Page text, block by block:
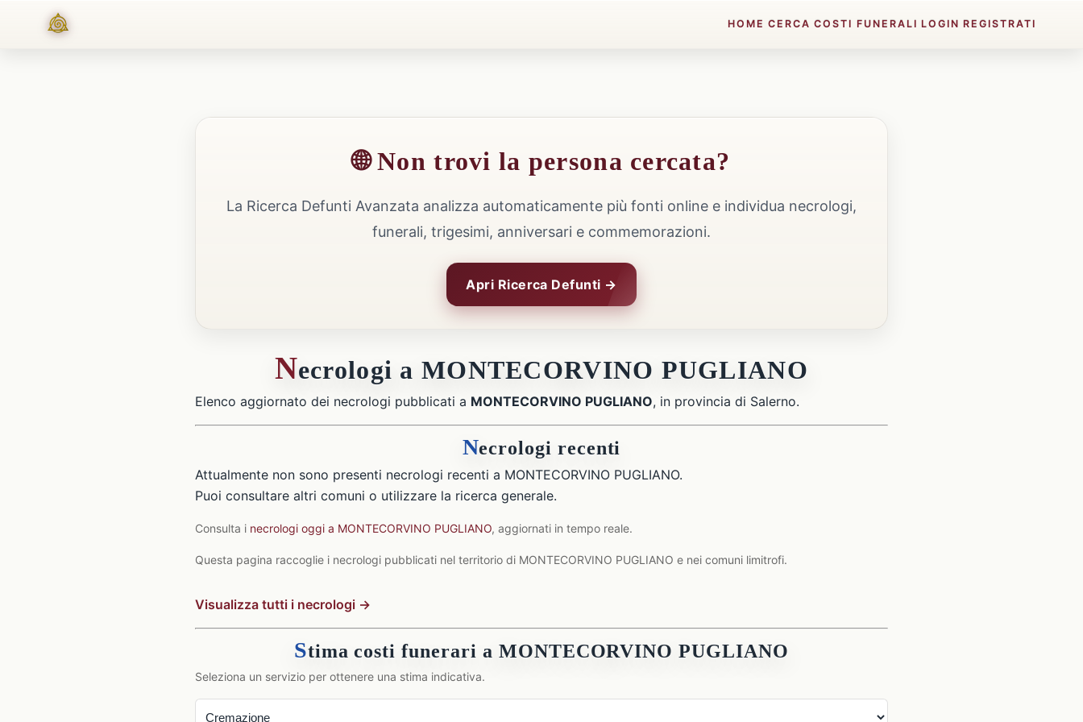
HOME CERCA COSTI FUNERALI LOGIN REGISTRATI
🌐 Non trovi la persona cercata?
La Ricerca Defunti Avanzata analizza automaticamente più fonti online e individua necrologi,
funerali, trigesimi, anniversari e commemorazioni.
Apri Ricerca Defunti →
Necrologi a MONTECORVINO PUGLIANO
Elenco aggiornato dei necrologi pubblicati a MONTECORVINO PUGLIANO, in provincia di Salerno.
Necrologi recenti
Attualmente non sono presenti necrologi recenti a MONTECORVINO PUGLIANO.
Puoi consultare altri comuni o utilizzare la ricerca generale.
Consulta i necrologi oggi a MONTECORVINO PUGLIANO, aggiornati in tempo reale.
Questa pagina raccoglie i necrologi pubblicati nel territorio di MONTECORVINO PUGLIANO e nei comuni limitrofi.
Visualizza tutti i necrologi →
Stima costi funerari a MONTECORVINO PUGLIANO
Seleziona un servizio per ottenere una stima indicativa.